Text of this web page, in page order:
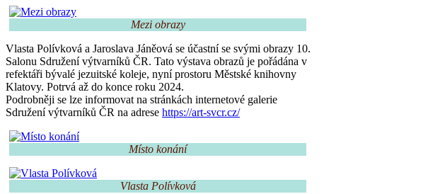
Mezi obrazy
Vlasta Polívková a Jaroslava Jáněová se účastní se svými obrazy 10.
Salonu Sdružení výtvarníků ČR. Tato výstava obrazů je pořádána v
refektáři bývalé jezuitské koleje, nyní prostoru Městské knihovny
Klatovy. Potrvá až do konce roku 2024.
Podrobněji se lze informovat na stránkách internetové galerie
Sdružení výtvarníků ČR na adrese https://art-svcr.cz/
Místo konání
Vlasta Polívková